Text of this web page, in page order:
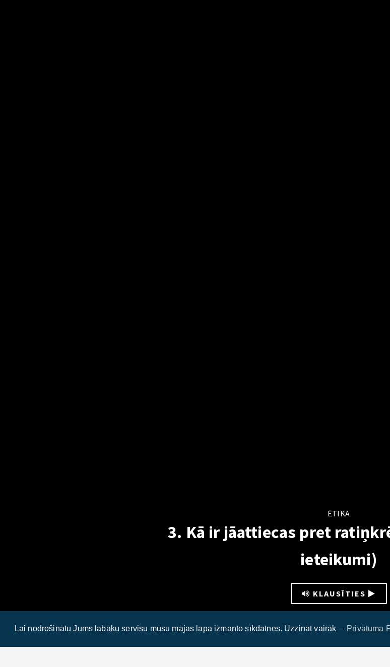
Lai nodrošinātu Jums labāku servisu mūsu mājas lapa izmanto sīkdatnes. Uzzināt vairāk – Privātuma
ĒTIKA
3. Kā ir jāattiecas pret
ieteikumi)
KLAUSĪTIES